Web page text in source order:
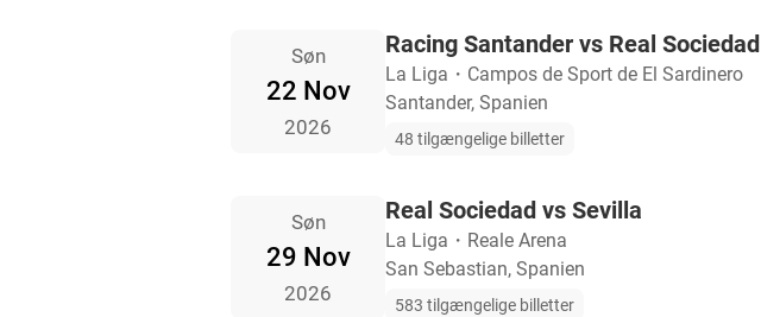
Søn
22 Nov
2026
Racing Santander vs Real Sociedad
La Liga ・ Campos de Sport de El Sardinero
Santander, Spanien
48 tilgængelige billetter
Søn
29 Nov
2026
Real Sociedad vs Sevilla
La Liga ・ Reale Arena
San Sebastian, Spanien
583 tilgængelige billetter